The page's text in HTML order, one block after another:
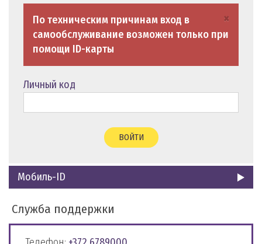
×
По техническим причинам вход в
самообслуживание возможен только при
помощи ID-карты
Личный код
ВОЙТИ
Мобиль-ID
Служба поддержки